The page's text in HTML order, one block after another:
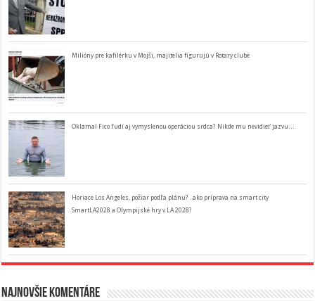
Milióny pre kafilérku v Mojši, majitelia figurujú v Rotary clube
Oklamal Fico ľudí aj vymyslenou operáciou srdca? Nikde mu nevidieť jazvu…
Horiace Los Angeles, požiar podľa plánu? ..ako príprava na smart city
SmartLA2028 a Olympijské hry v LA 2028?
Najnovšie komentáre